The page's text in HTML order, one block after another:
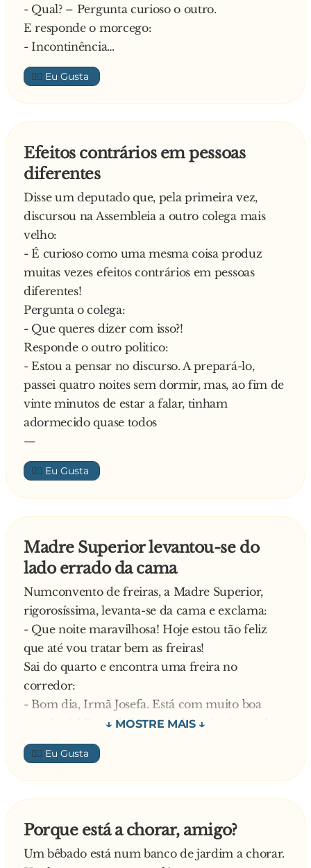
tomado o café e comido o bolo, reparou que o
homem tinha um cordel preso na braguilha e
perguntou:
- Oiça, para que é esse cordel?
Explica o alentejano:
- Então, quando vou fazer xixi, abro a
braguilha, puxo o cordel e faço o servicinho
higiene!
Espantado com a máxima higiene mantida pelo
alentejano, curioso perguntou:
- Então e depois como é que mete isso para
dentro?
E diz o alentejano:
- Ahh isso é com a tenaz dos bolos…
- Qual? – Pergunta curioso o outro.
E responde o morcego:
- Incontinência…
👍🏼
Efeitos contrários em pessoas
diferentes
Disse um deputado que, pela primeira vez,
discursou na Assembleia a outro colega mais
velho:
- É curioso como uma mesma coisa produz
muitas vezes efeitos contrários em pessoas
diferentes!
Pergunta o colega:
- Que queres dizer com isso?!
Responde o outro politico:
- Estou a pensar no discurso. A prepará-lo,
passei quatro noites sem dormir, mas, ao fim de
vinte minutos de estar a falar, tinham
adormecido quase todos
—
👍🏼
Madre Superior levantou-se do
lado errado da cama
Numconvento de freiras, a Madre Superior,
rigorosíssima, levanta-se da cama e exclama:
- Que noite maravilhosa! Hoje estou tão feliz
que até vou tratar bem as freiras!
Sai do quarto e encontra uma freira no
corredor:
- Bom dia, Irmã Josefa. Está com muito boa
aparência! E que bela camisola está tricotando…
Responde a Irmã Josefa:
- Obrigada, Madre. A senhora também está
muito bem, mas parece que se levantou do lado
errado da cama, não?
continuou.
Mais adiante, encontrou outra freira:
👍🏼
Porque está a chorar, amigo?
Um bêbado está num banco de jardim a chorar.